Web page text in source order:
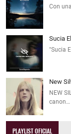
Con
Sucia
"Sucia
New
NEW
canon…
PLAYLIST OFICIAL